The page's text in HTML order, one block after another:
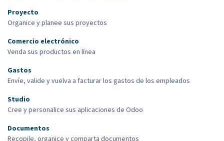
Proyecto
Organice y planee sus proyectos
Comercio electrónico
Venda sus productos en línea
Gastos
Envíe, valide y vuelva a facturar los gastos de los empleados
Studio
Cree y personalice sus aplicaciones de Odoo
Documentos